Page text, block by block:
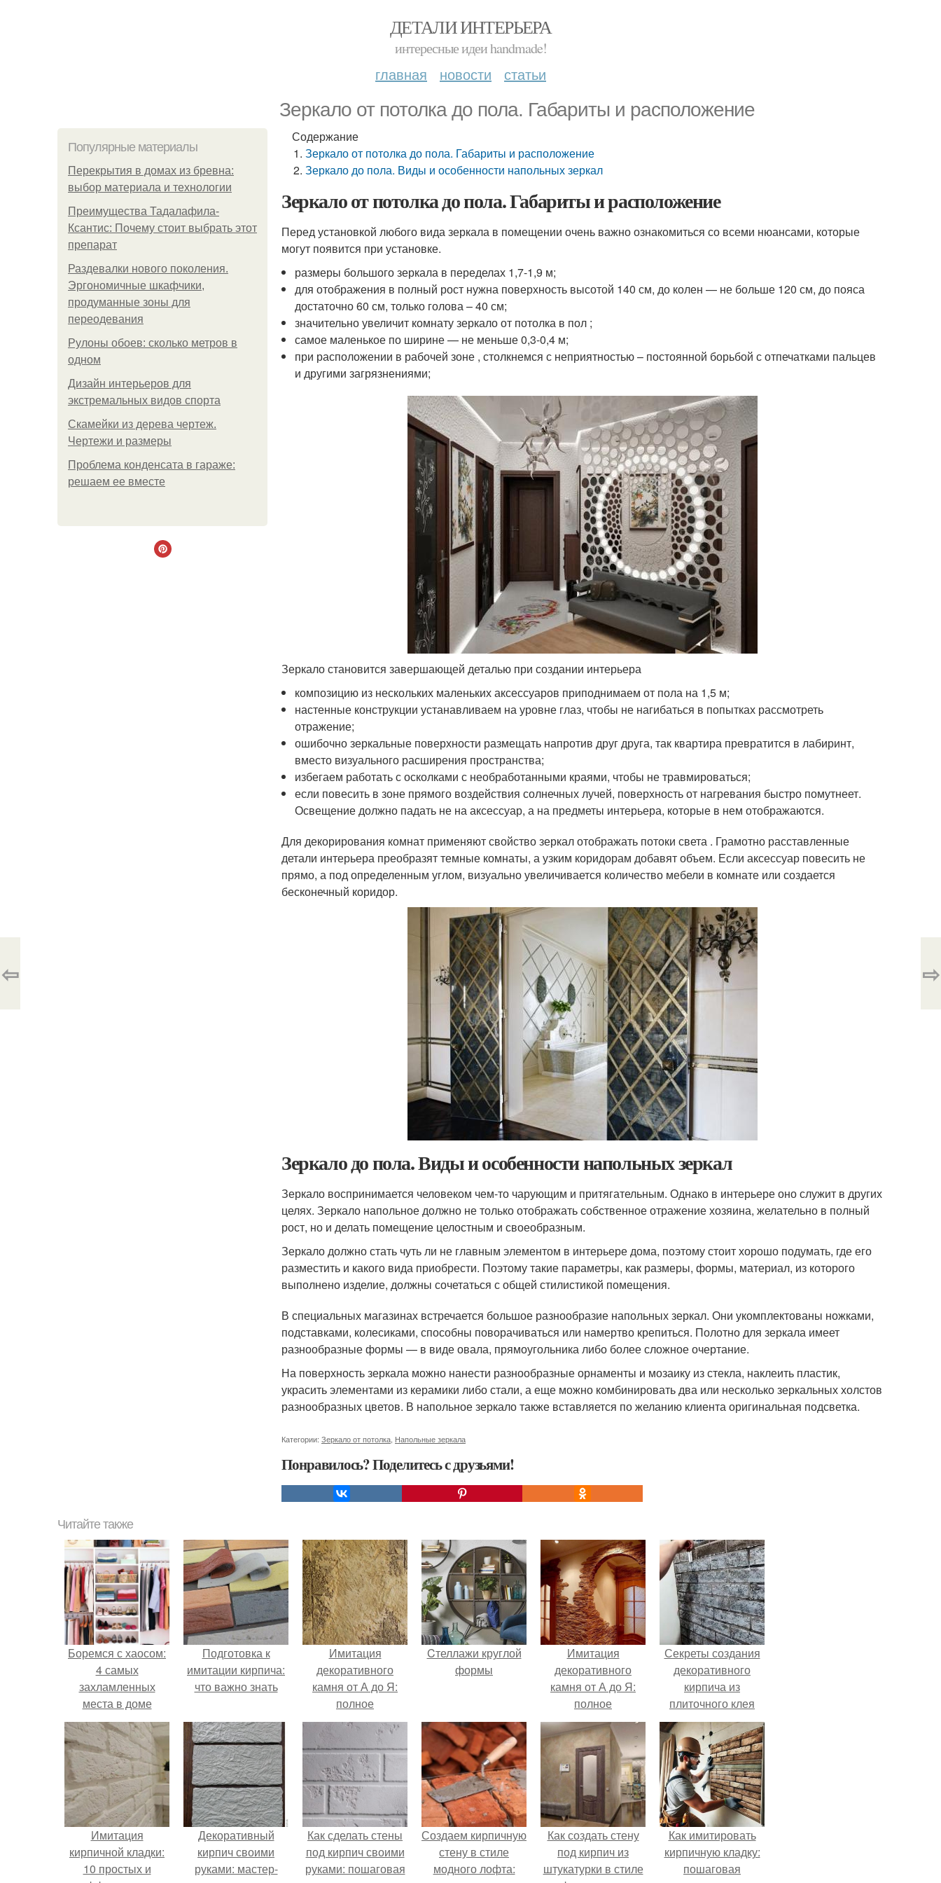
ДЕТАЛИ ИНТЕРЬЕРА
интересные идеи handmade!
главная новости статьи
Зеркало от потолка до пола. Габариты и расположение
Популярные материалы
Перекрытия в домах из бревна:
выбор материала и технологии
Преимущества Тадалафила-
Ксантис: Почему стоит выбрать этот
препарат
Раздевалки нового поколения.
Эргономичные шкафчики,
продуманные зоны для
переодевания
Рулоны обоев: сколько метров в
одном
Дизайн интерьеров для
экстремальных видов спорта
Скамейки из дерева чертеж.
Чертежи и размеры
Проблема конденсата в гараже:
решаем ее вместе
Содержание
Зеркало от потолка до пола. Габариты и расположение
Зеркало до пола. Виды и особенности напольных зеркал
Зеркало от потолка до пола. Габариты и расположение
Перед установкой любого вида зеркала в помещении очень важно ознакомиться со всеми нюансами, которые
могут появится при установке.
размеры большого зеркала в переделах 1,7-1,9 м;
для отображения в полный рост нужна поверхность высотой 140 см, до колен — не больше 120 см, до пояса
достаточно 60 см, только голова – 40 см;
значительно увеличит комнату зеркало от потолка в пол ;
самое маленькое по ширине — не меньше 0,3-0,4 м;
при расположении в рабочей зоне , столкнемся с неприятностью – постоянной борьбой с отпечатками пальцев
и другими загрязнениями;
Зеркало становится завершающей деталью при создании интерьера
композицию из нескольких маленьких аксессуаров приподнимаем от пола на 1,5 м;
настенные конструкции устанавливаем на уровне глаз, чтобы не нагибаться в попытках рассмотреть
отражение;
ошибочно зеркальные поверхности размещать напротив друг друга, так квартира превратится в лабиринт,
вместо визуального расширения пространства;
избегаем работать с осколками с необработанными краями, чтобы не травмироваться;
если повесить в зоне прямого воздействия солнечных лучей, поверхность от нагревания быстро помутнеет.
Освещение должно падать не на аксессуар, а на предметы интерьера, которые в нем отображаются.
Для декорирования комнат применяют свойство зеркал отображать потоки света . Грамотно расставленные
детали интерьера преобразят темные комнаты, а узким коридорам добавят объем. Если аксессуар повесить не
прямо, а под определенным углом, визуально увеличивается количество мебели в комнате или создается
бесконечный коридор.
Зеркало до пола. Виды и особенности напольных зеркал
Зеркало воспринимается человеком чем-то чарующим и притягательным. Однако в интерьере оно служит в других
целях. Зеркало напольное должно не только отображать собственное отражение хозяина, желательно в полный
рост, но и делать помещение целостным и своеобразным.
Зеркало должно стать чуть ли не главным элементом в интерьере дома, поэтому стоит хорошо подумать, где его
разместить и какого вида приобрести. Поэтому такие параметры, как размеры, формы, материал, из которого
выполнено изделие, должны сочетаться с общей стилистикой помещения.
В специальных магазинах встречается большое разнообразие напольных зеркал. Они укомплектованы ножками,
подставками, колесиками, способны поворачиваться или намертво крепиться. Полотно для зеркала имеет
разнообразные формы — в виде овала, прямоугольника либо более сложное очертание.
На поверхность зеркала можно нанести разнообразные орнаменты и мозаику из стекла, наклеить пластик,
украсить элементами из керамики либо стали, а еще можно комбинировать два или несколько зеркальных холстов
разнообразных цветов. В напольное зеркало также вставляется по желанию клиента оригинальная подсветка.
Категории: Зеркало от потолка Напольные зеркала
Понравилось? Поделитесь с друзьями!
⇦ ⇨
Читайте также
Боремся с хаосом:
4 самых
захламленных
места в доме
Подготовка к
имитации кирпича:
что важно знать
Имитация
декоративного
камня от А до Я:
полное
руководство
Cтеллажи круглой
формы
Имитация
декоративного
камня от А до Я:
полное
руководство
Секреты создания
декоративного
кирпича из
плиточного клея
Имитация
кирпичной кладки:
10 простых и
Декоративный
кирпич своими
руками: мастер-
Как сделать стены
под кирпич своими
руками: пошаговая
Создаем кирпичную
стену в стиле
модного лофта:
Как создать стену
под кирпич из
штукатурки в стиле
Как имитировать
кирпичную кладку:
пошаговая